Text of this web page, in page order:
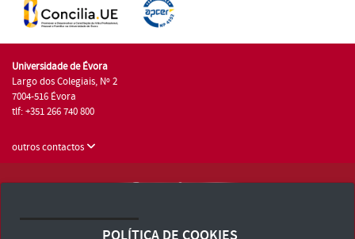
Universidade de Évora
Largo dos Colegiais, Nº 2
7004-516 Évora
tlf: +351 266 740 800
outros contactos
Consulte os Termos e Condições e Política de Privacidade